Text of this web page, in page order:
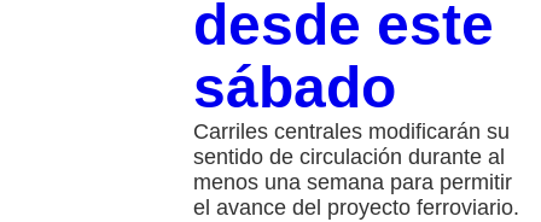
desde este
sábado
Carriles centrales modificarán su
sentido de circulación durante al
menos una semana para permitir
el avance del proyecto ferroviario.